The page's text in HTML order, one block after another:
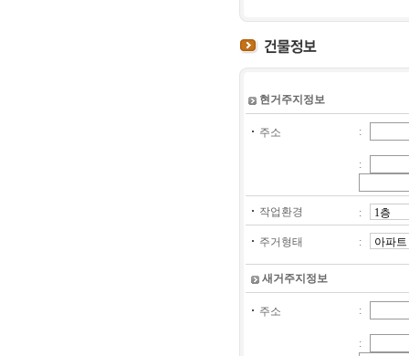
현거주지정보
주소 :
:
작업환경 :
주거형태 :
새거주지정보
주소 :
: